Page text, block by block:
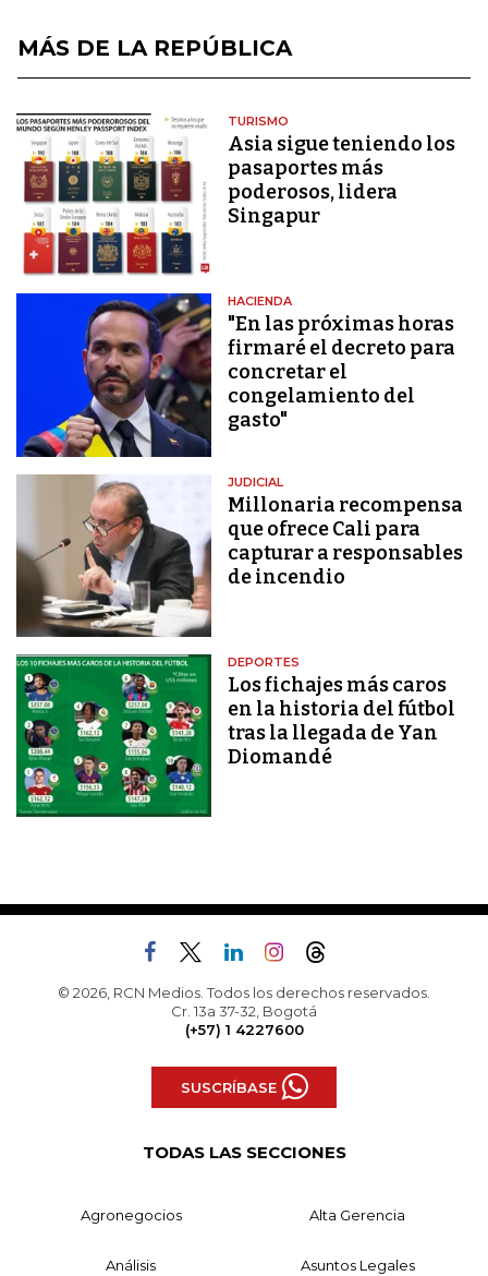
MÁS DE LA REPÚBLICA
TURISMO
Asia sigue teniendo los
pasaportes más
poderosos, lidera
Singapur
HACIENDA
"En las próximas horas
firmaré el decreto para
concretar el
congelamiento del
gasto"
JUDICIAL
Millonaria recompensa
que ofrece Cali para
capturar a responsables
de incendio
DEPORTES
Los fichajes más caros
en la historia del fútbol
tras la llegada de Yan
Diomandé
© 2026, RCN Medios. Todos los derechos reservados.
Cr. 13a 37-32, Bogotá
(+57) 1 4227600
SUSCRÍBASE
TODAS LAS SECCIONES
Agronegocios Alta Gerencia
Análisis Asuntos Legales